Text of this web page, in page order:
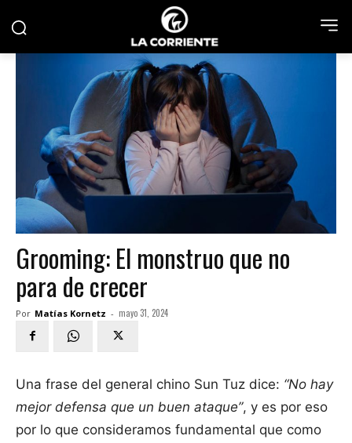
Grooming: El monstruo que no
para de crecer
Por Matías Kornetz - mayo 31, 2024
Una frase del general chino Sun Tuz dice: “No hay
mejor defensa que un buen ataque”, y es por eso
por lo que consideramos fundamental que como